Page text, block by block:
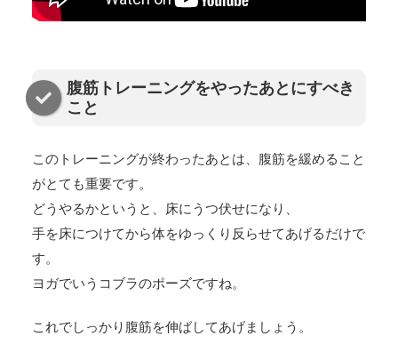
腹筋トレーニングをやったあとにすべき
こと
このトレーニングが終わったあとは、腹筋を緩めること
がとても重要です。
どうやるかというと、床にうつ伏せになり、
手を床につけてから体をゆっくり反らせてあげるだけで
す。
ヨガでいうコブラのポーズですね。
これでしっかり腹筋を伸ばしてあげましょう。